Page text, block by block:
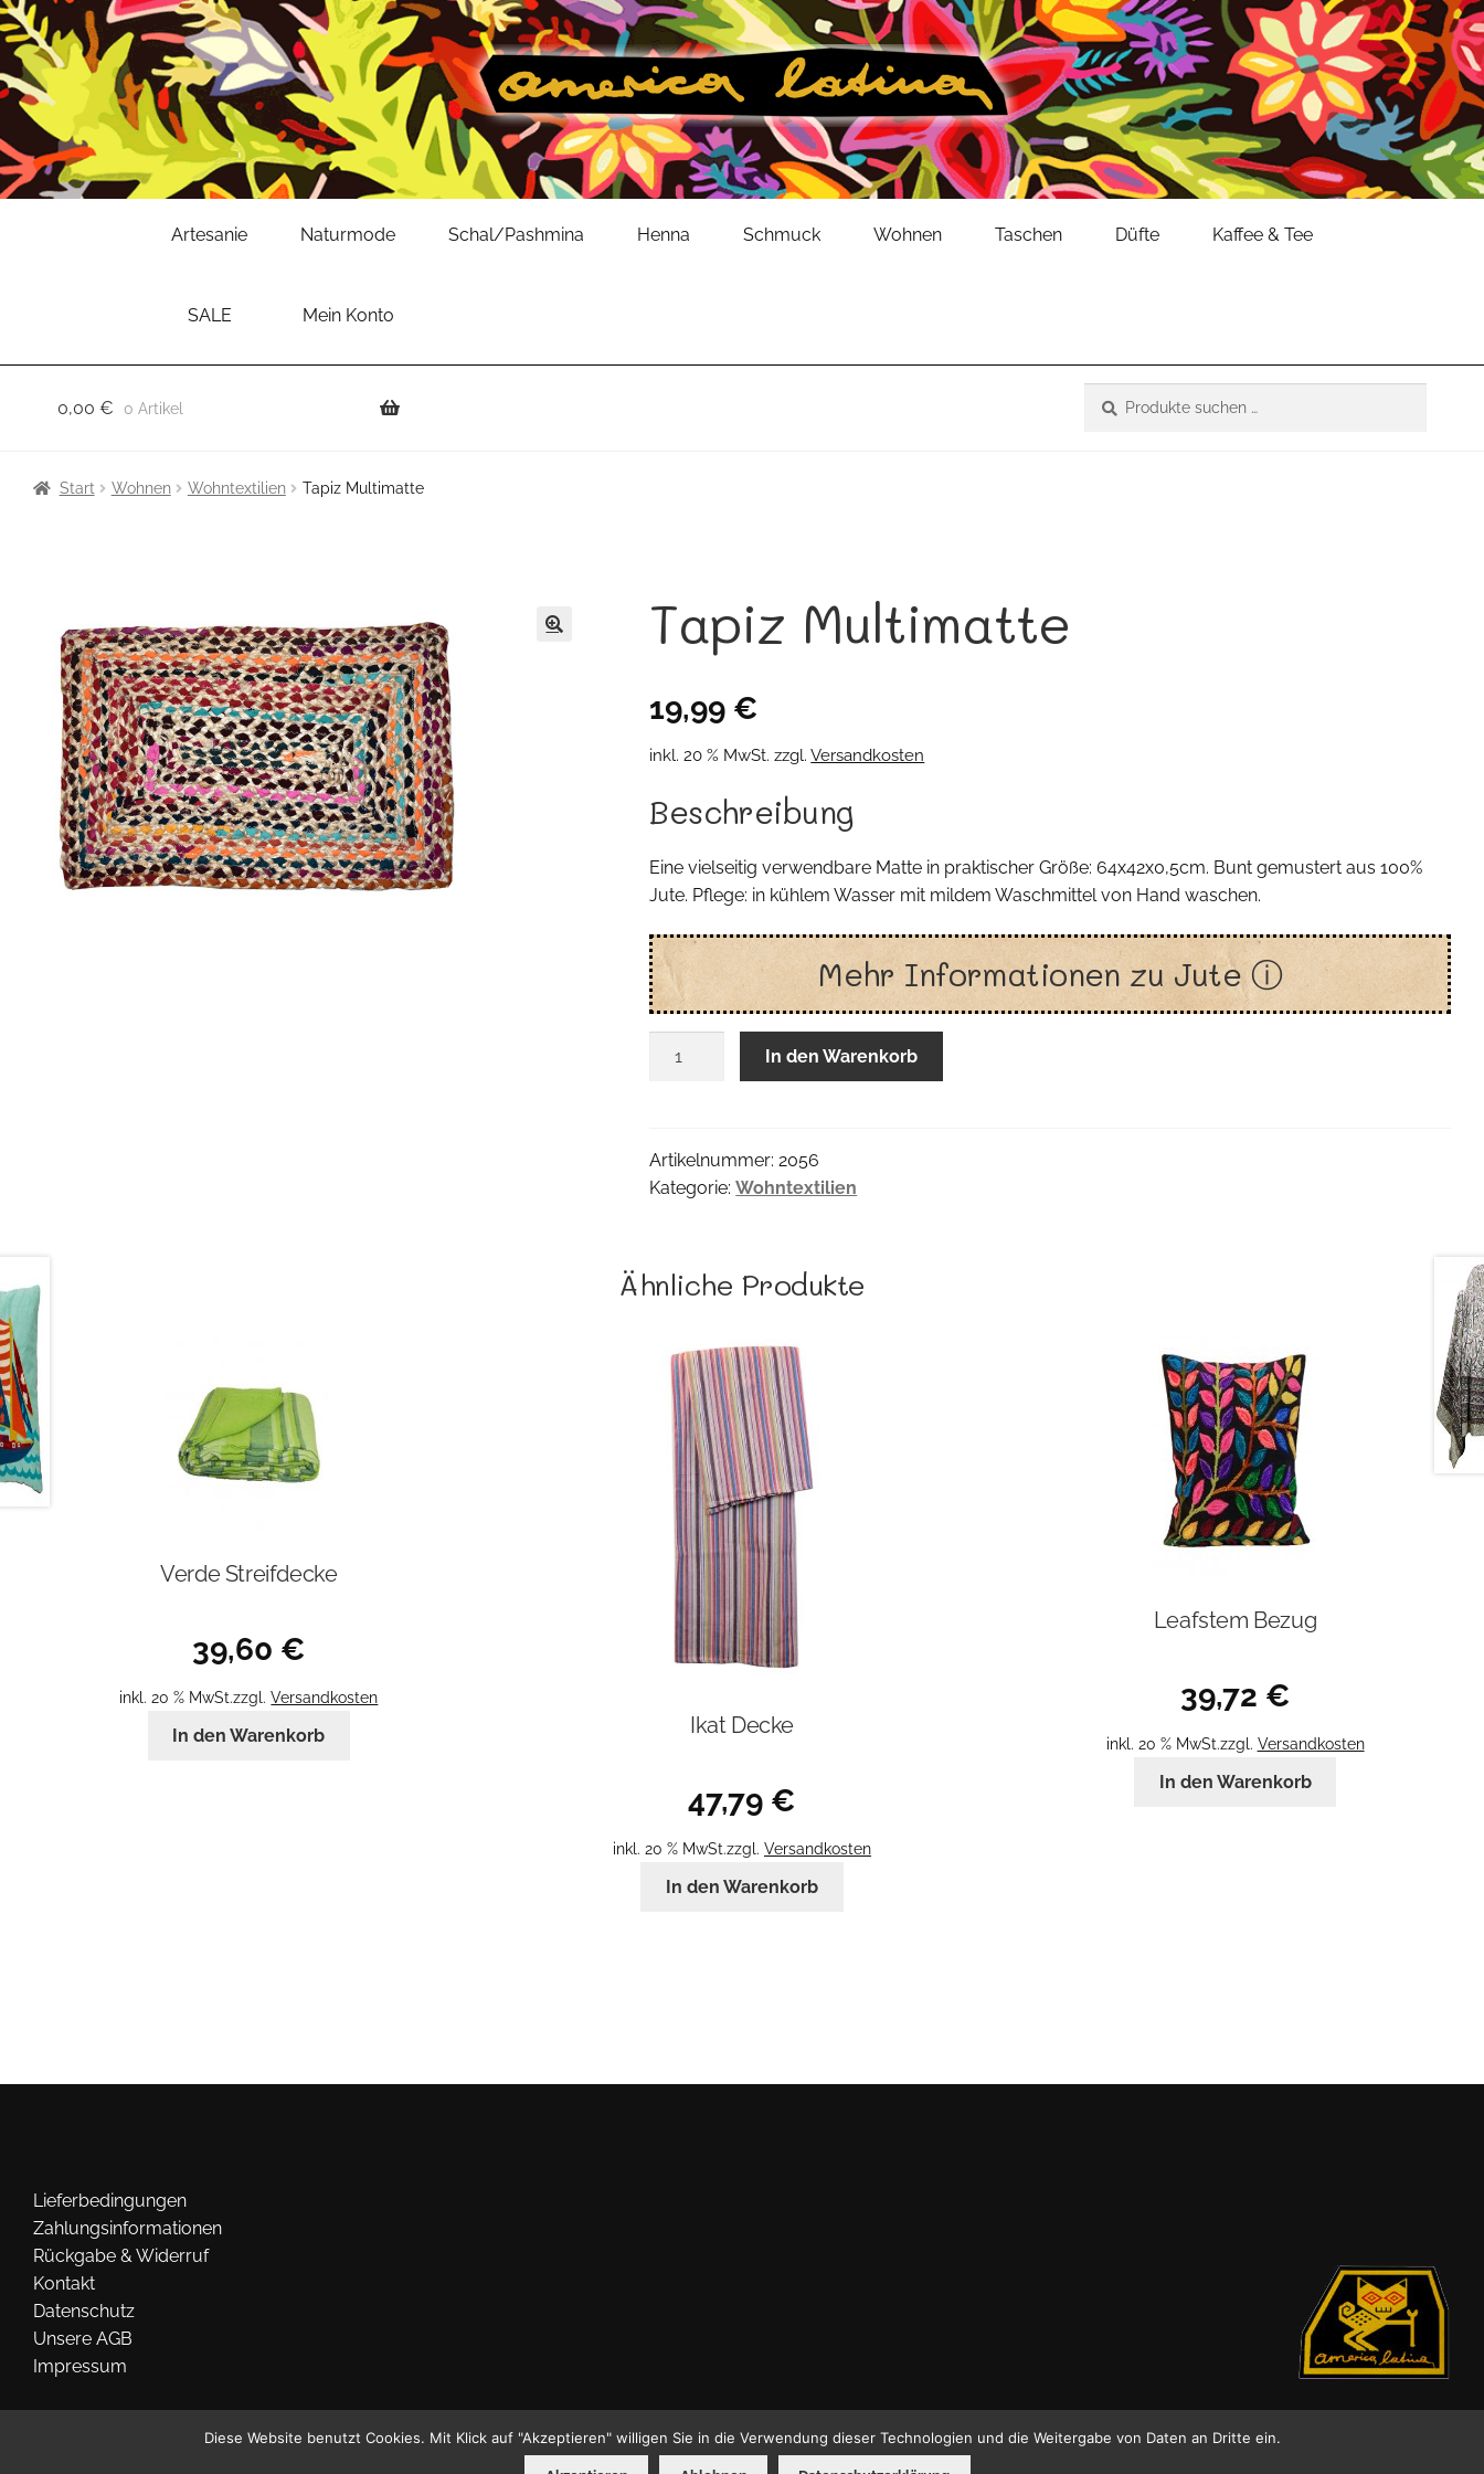
Artesanie Naturmode Schal/Pashmina Henna Schmuck Wohnen Taschen Düfte Kaffee & Tee
SALE Mein Konto
0,00 € 0 Artikel
nach:
Start Wohnen Wohntextilien Tapiz Multimatte
Tapiz Multimatte
19,99 €
inkl. 20 % MwSt. zzgl.Versandkosten
Beschreibung
Eine vielseitig verwendbare Matte in praktischer Größe: 64x42x0,5cm. Bunt gemustert aus 100%
Jute. Pflege: in kühlem Wasser mit mildem Waschmittel von Hand waschen.
Mehr Informationen zu Jute ⓘ
In den Warenkorb
Artikelnummer: 2056
Kategorie:Wohntextilien
Ähnliche Produkte
Verde Streifdecke
39,60 €
inkl. 20 % MwSt.zzgl.Versandkosten
In den Warenkorb Ikat Decke
47,79 €
inkl. 20 % MwSt.zzgl. Versandkosten
In den Warenkorb
Leafstem Bezug
39,72 €
inkl. 20 % MwSt.zzgl. Versandkosten
In den Warenkorb
Lieferbedingungen
Zahlungsinformationen
Rückgabe & Widerruf
Kontakt
Datenschutz
Unsere AGB
Impressum
Diese Website benutzt Cookies. Mit Klick auf "Akzeptieren" willigen Sie in die Verwendung dieser Technologien und die Weitergabe von Daten an Dritte ein.